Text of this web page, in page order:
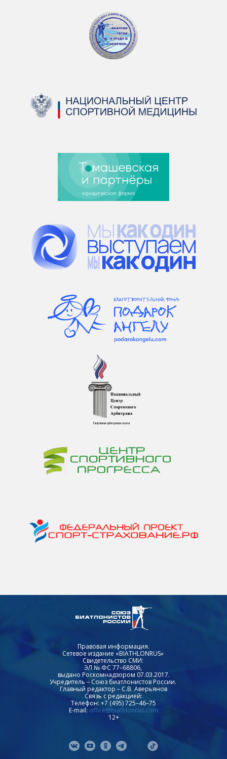
Правовая информация.
Сетевое издание «BIATHLONRUS»
Свидетельство СМИ:
ЭЛ № ФС 77–68806,
выдано Роскомнадзором 07.03.2017.
Учредитель – Союз биатлонистов России.
Главный редактор – С.В. Аверьянов
Связь с редакцией:
Телефон: +7 (495) 725–46–75
E-mail: office@biathlonrus.com
12+